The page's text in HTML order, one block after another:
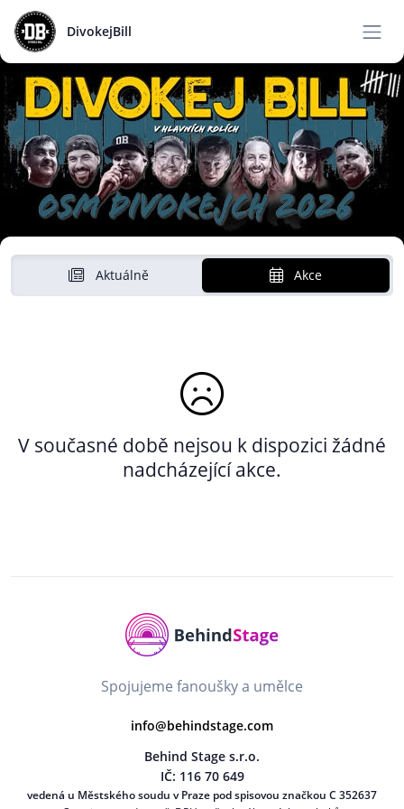
DivokejBill
Aktuálně Akce
V současné době nejsou k dispozici žádné
nadcházející akce.
Spojujeme fanoušky a umělce
info@behindstage.com
Behind Stage s.r.o.
IČ: 116 70 649
vedená u Městského soudu v Praze pod spisovou značkou C 352637